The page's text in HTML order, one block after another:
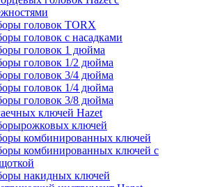
головок TORX
головок с насадками
головок 1 дюйма
головок 1/2 дюйма
головок 3/4 дюйма
головок 1/4 дюйма
головок 3/8 дюйма
ключей Hazet
ключей
комбинированных ключей
комбинированных ключей с
накидных ключей